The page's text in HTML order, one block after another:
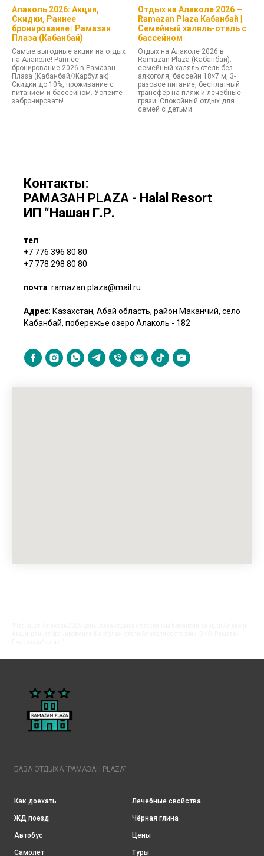
Алаколь 2026: Акции,
Скидки, Раннее
бронирование | Рамазан
Плаза (Кабанбай)
Самые выгодные акции на отдых
на Алаколе! Раннее
бронирование 2026 в Рамазан
Плаза (Кабанбай/Жарбулак).
Скидки до 10%, проживание с
питанием и бассейном. Успейте
забронировать!
Отдых на Алаколе 2026 —
Ramazan Plaza Кабанбай |
Семейный халяль-отель с
бассейном
Отдых на Алаколе 2026 в
Ramazan Plaza (Кабанбай):
семейный халяль-отель без
алкоголя, бассейн 18×7 м, 3-
разовое питание, бесплатный
трансфер на пляж и лечебные
грязи. Спокойный отдых для
семей с детьми.
Контакты:
РАМАЗАН PLAZA - Halal Resort
ИП “Нашан Г.Р.
тел:
+7 776 396 80 80
+7 778 298 80 80
почта: ramazan.plaza@mail.ru
Адрес: Казахстан, Абай область, район Маканчий, село
Кабанбай, побережье озеро Алаколь - 182
БАЗА ОТДЫХА "РАМАЗАН PLAZA"
Как доехать
ЖД поезд
Автобус
Самолёт
Лечебные свойства
Чёрная глина
Цены
Туры